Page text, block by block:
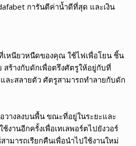
การันตีค่าน้ำดีที่สุด และเงิน
เหนียวหนืดของคุณ ใช้ไฟเพื่อโยน ชิ้น
สร้างกับดักเพื่อตรึงศัตรูให้อยู่กับที่
ละสลายตัว ศัตรูสามารถทำลายกับดัก
วางลงบนพื้น ขณะที่อยู่ในระยะและ
งานอีกครั้งเพื่อเทเลพอร์ตไปยังวอร์
ามารถเรียกคืนเพื่อนำไปใช้งานใหม่